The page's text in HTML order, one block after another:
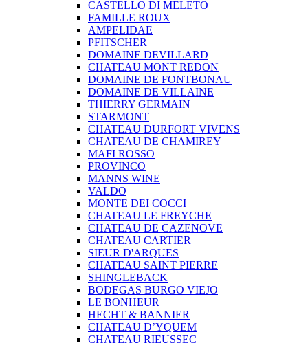
CASTELLO DI MELETO
FAMILLE ROUX
AMPELIDAE
PFITSCHER
DOMAINE DEVILLARD
CHATEAU MONT REDON
DOMAINE DE FONTBONAU
DOMAINE DE VILLAINE
THIERRY GERMAIN
STARMONT
CHATEAU DURFORT VIVENS
CHATEAU DE CHAMIREY
MAFI ROSSO
PROVINCO
MANNS WINE
VALDO
MONTE DEI COCCI
CHATEAU LE FREYCHE
CHATEAU DE CAZENOVE
CHATEAU CARTIER
SIEUR D'ARQUES
CHATEAU SAINT PIERRE
SHINGLEBACK
BODEGAS BURGO VIEJO
LE BONHEUR
HECHT & BANNIER
CHATEAU D’YQUEM
CHATEAU RIEUSSEC